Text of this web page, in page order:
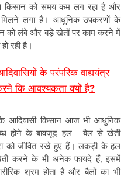
किसान को समय कम लग रहा है और
मिलने लगा है। आधुनिक उपकरणों के
को लंबे और बड़े खेतों पर काम करने में
रही है।
के परंपरिक वाद्ययंत्र
कि आवश्यकता क्यों है?
के आदिवासी किसान आज भी आधुनिक
होने के बावजूद हल - बैल से खेती
को जीवित रखे हुए हैं। लकड़ी के हल
करने के भी अनेक फायदे हैं, इसमें
श्रम होता है और बैलों का भी